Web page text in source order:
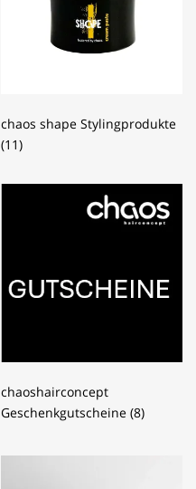
chaos shape Stylingprodukte
(11)
chaoshairconcept
Geschenkgutscheine (8)